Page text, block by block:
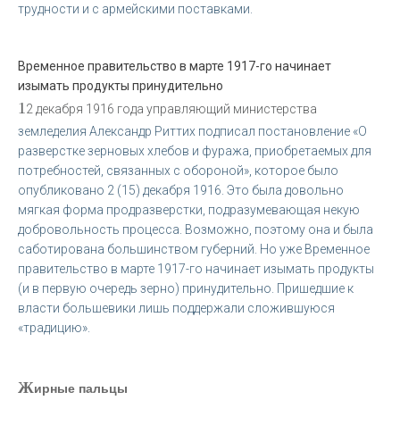
трудности и с армейскими поставками.
Временное правительство в марте 1917-го начинает
изымать продукты принудительно
1 2 декабря 1916 года управляющий министерства
земледелия Александр Риттих подписал постановление «О
разверстке зерновых хлебов и фуража, приобретаемых для
потребностей, связанных с обороной», которое было
опубликовано 2 (15) декабря 1916. Это была довольно
мягкая форма продразверстки, подразумевающая некую
добровольность процесса. Возможно, поэтому она и была
саботирована большинством губерний. Но уже Временное
правительство в марте 1917-го начинает изымать продукты
(и в первую очередь зерно) принудительно. Пришедшие к
власти большевики лишь поддержали сложившуюся
«традицию».
Жирные пальцы